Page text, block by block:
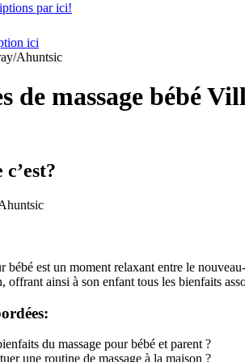
par ici!
ici
de massage bébé
c’est?
bébé est un moment relaxant entre le
offrant ainsi à son enfant tous les bienfaits
du massage pour bébé et parent ?
une routine de massage à la maison ?